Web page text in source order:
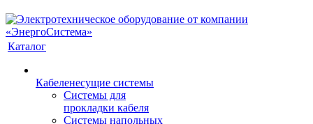
Каталог
Кабеленесущие системы
Системы для
прокладки кабеля
Системы напольных